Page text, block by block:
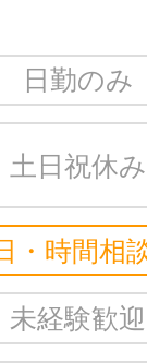
日勤のみ
土日祝休み
・時間相
未経験歓迎